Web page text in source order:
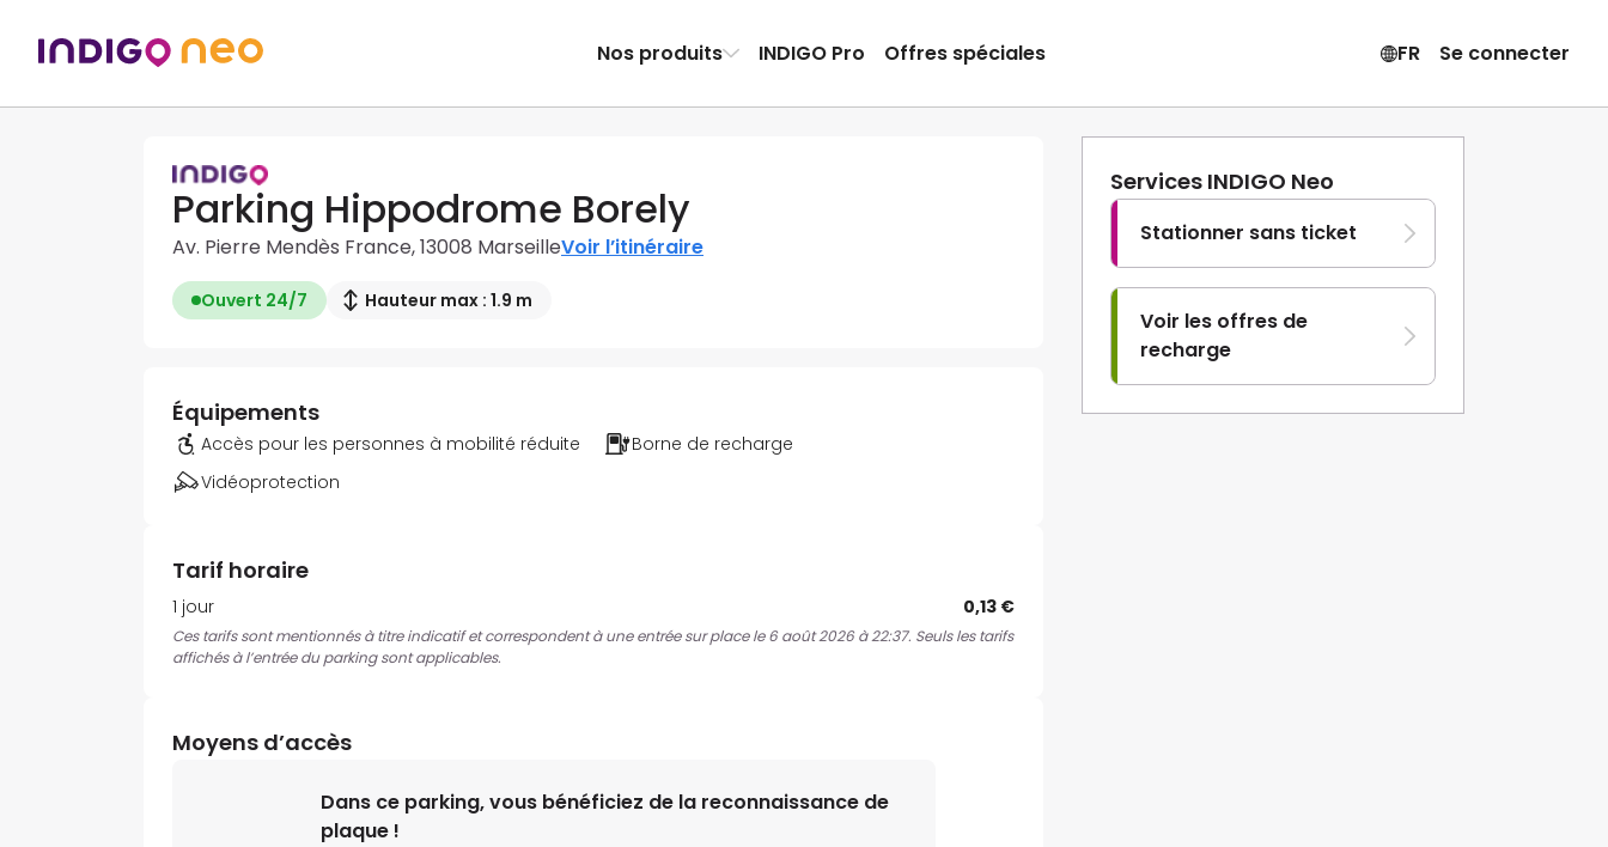
Nos produits INDIGO Pro Offres spéciales FR Se connecter
Parking Hippodrome Borely
Av. Pierre Mendès France, 13008 MarseilleVoir l’itinéraire
Ouvert 24/7 Hauteur max : 1.9 m
Services INDIGO Neo
Stationner sans ticket
Voir les offres de
recharge
Équipements
Accès pour les personnes à mobilité réduite
Borne de recharge
Vidéoprotection
Tarif horaire
1 jour 0,13 €
Ces tarifs sont mentionnés à titre indicatif et correspondent à une entrée sur place le 6 août 2026 à 22:37. Seuls les tarifs
affichés à l’entrée du parking sont applicables.
Moyens d’accès
Dans ce parking, vous bénéficiez de la reconnaissance de
plaque !